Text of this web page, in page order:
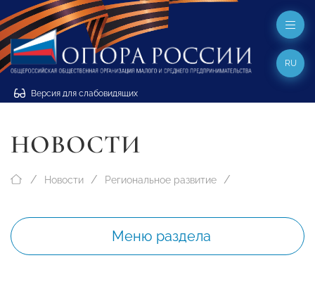
Версия для слабовидящих
RU
НОВОСТИ
Новости Региональное развитие
Меню раздела